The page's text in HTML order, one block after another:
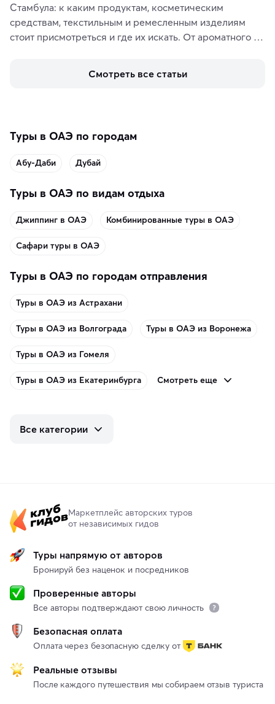
Стамбула: к каким продуктам, косметическим
средствам, текстильным и ремесленным изделиям
стоит присмотреться и где их искать. От ароматного
аутентичных лавках — в подарок близким или себе на
Смотреть все статьи
Туры в ОАЭ по городам
Абу-Даби Дубай
Туры в ОАЭ по видам отдыха
Джиппинг в ОАЭ Комбинированные туры в ОАЭ
Сафари туры в ОАЭ
Туры в ОАЭ по городам отправления
Туры в ОАЭ из Астрахани
Туры в ОАЭ из Волгограда Туры в ОАЭ из Воронежа
Туры в ОАЭ из Гомеля
Туры в ОАЭ из Екатеринбурга Смотреть еще
Все категории
Маркетплейс авторских туров
от независимых гидов
Туры напрямую от авторов
Бронируй без наценок и посредников
Проверенные авторы
Все авторы подтверждают свою личность
Безопасная оплата
Оплата через безопасную сделку от
Реальные отзывы
После каждого путешествия мы собираем отзыв туриста